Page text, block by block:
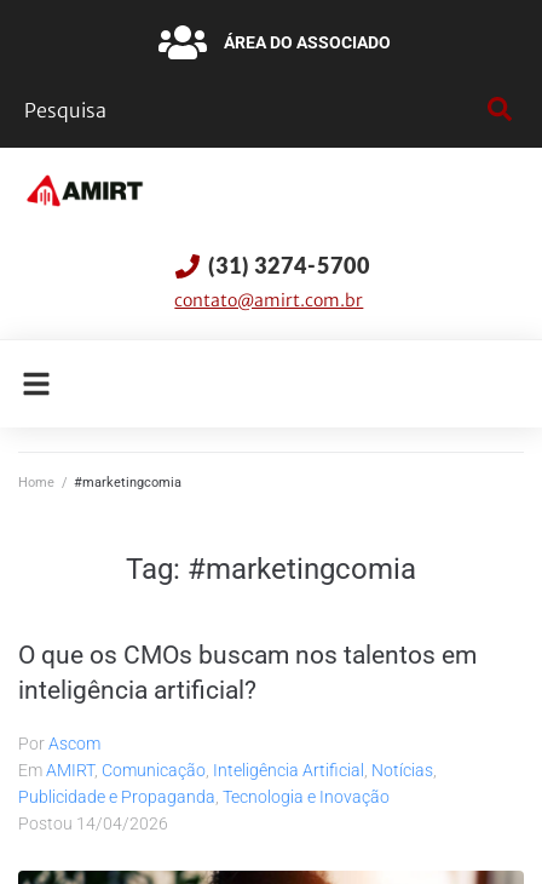
ÁREA DO ASSOCIADO
(31) 3274-5700
contato@amirt.com.br
Home / #marketingcomia
Tag: #marketingcomia
O que os CMOs buscam nos talentos em
inteligência artificial?
PorAscom
EmAMIRT, Comunicação Inteligência Artificial Notícias
Publicidade e Propaganda Tecnologia e Inovação
Postou 14/04/2026